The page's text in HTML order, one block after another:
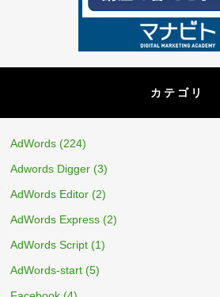
カテゴリ
AdWords (224)
Adwords Digger (3)
AdWords Editor (2)
AdWords Express (2)
AdWords Script (1)
AdWords-start (5)